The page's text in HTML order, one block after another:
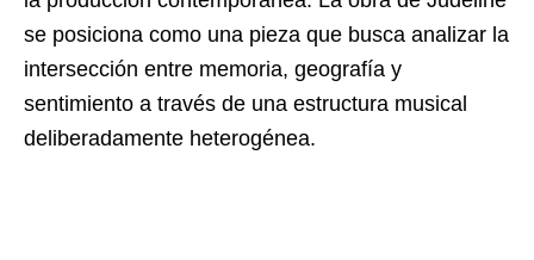
se posiciona como una pieza que busca analizar la
intersección entre memoria, geografía y
sentimiento a través de una estructura musical
deliberadamente heterogénea.